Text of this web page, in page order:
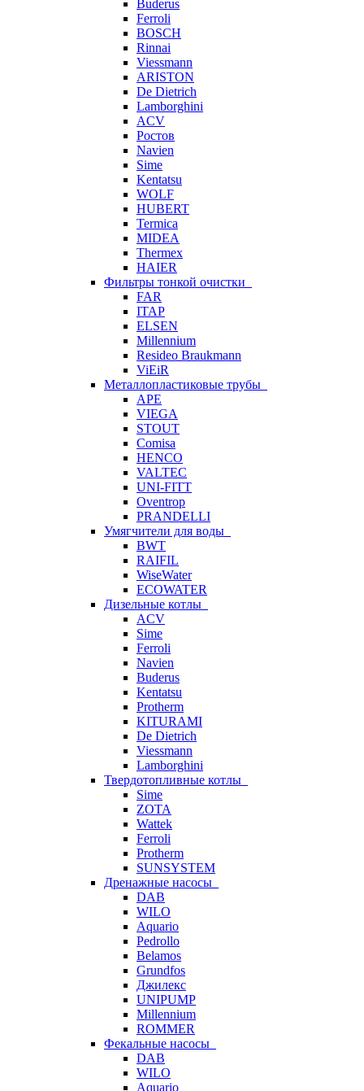
Buderus
Ferroli
BOSCH
Rinnai
Viessmann
ARISTON
De Dietrich
Lamborghini
ACV
Ростов
Navien
Sime
Kentatsu
WOLF
HUBERT
Termica
MIDEA
Thermex
HAIER
Фильтры тонкой очистки
FAR
ITAP
ELSEN
Millennium
Resideo Braukmann
ViEiR
Металлопластиковые трубы
APE
VIEGA
STOUT
Comisa
HENCO
VALTEC
UNI-FITT
Oventrop
PRANDELLI
Умягчители для воды
BWT
RAIFIL
WiseWater
ECOWATER
Дизельные котлы
ACV
Sime
Ferroli
Navien
Buderus
Kentatsu
Protherm
KITURAMI
De Dietrich
Viessmann
Lamborghini
Твердотопливные котлы
Sime
ZOTA
Wattek
Ferroli
Protherm
SUNSYSTEM
Дренажные насосы
DAB
WILO
Aquario
Pedrollo
Belamos
Grundfos
Джилекс
UNIPUMP
Millennium
ROMMER
Фекальные насосы
DAB
WILO
Aquario